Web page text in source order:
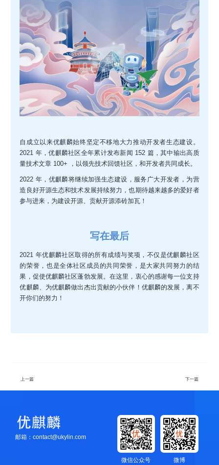
自成立以来优麒麟始终坚定不移地大力推动开发者生态建设。
2021 年，优麒麟社区全年累计发布新闻 152 篇，其中输出高质
量技术文章 100+ ，以领先技术回馈社区，和开发者共同成长。
2022 年，优麒麟将继续加强生态建设，服务广大开发者，为营
造良好开源生态和技术发展持续努力，也期待越来越多的爱好者
参与进来，为建设开源、贡献开源添砖加瓦！
写在最后
2021 年优麒麟社区取得的所有成绩与奖项，不仅是优麒麟社区
的荣誉，也是全体社区成员的共同荣誉，是大家共同努力的结
果，促使优麒麟社区蓬勃发展。在这里，衷心的感谢每一位支持
优麒麟、为优麒麟做出杰出贡献的小伙伴！优麒麟的发展，离不
开你们的努力！
上一篇 下一篇
邮箱：contact@ukylin.com
微博
微信公众号